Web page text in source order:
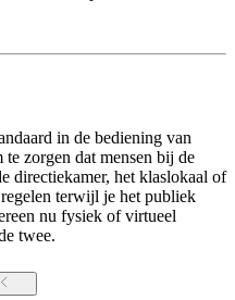
in de bediening van
te zorgen dat mensen bij de
directiekamer, het klaslokaal of
terwijl je het publiek
nu fysiek of virtueel
twee.